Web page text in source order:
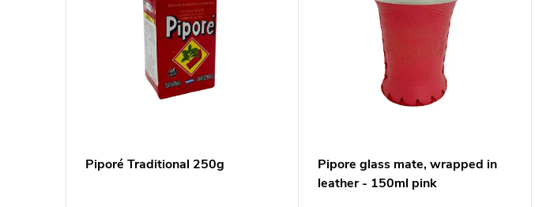
Piporé Traditional 250g
Pipore glass mate, wrapped in
leather - 150ml pink